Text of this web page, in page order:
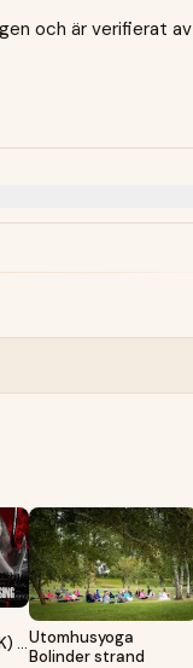
och är verifierat av
+Utomhusyoga
Bolinder strand